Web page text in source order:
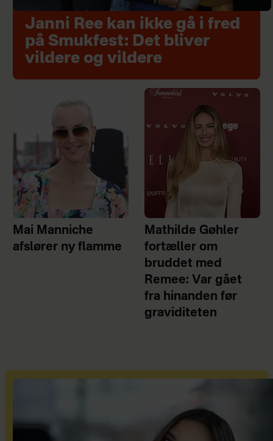
Janni Ree kan ikke gå i fred
på Smukfest: Det bliver
vildere og vildere
Mai Manniche
afslører ny flamme
Mathilde Gøhler
fortæller om
bruddet med
Remee: Var gået
fra hinanden før
graviditeten